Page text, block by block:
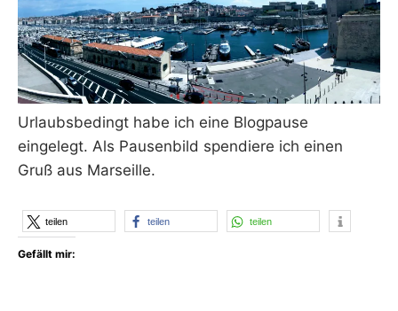
S
L
E
E
R
Urlaubsbedingt habe ich eine Blogpause
eingelegt. Als Pausenbild spendiere ich einen
Gruß aus Marseille.
teilen teilen teilen
Gefällt mir: